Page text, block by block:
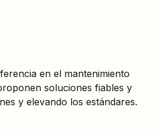
en el mantenimiento
soluciones fiables y
y elevando los estándares.